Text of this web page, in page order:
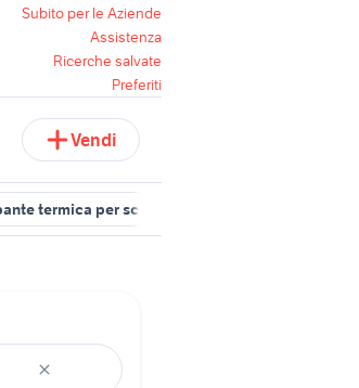
Subito per le Aziende
Assistenza
Ricerche salvate
Preferiti
Vendi
termica per scommesse